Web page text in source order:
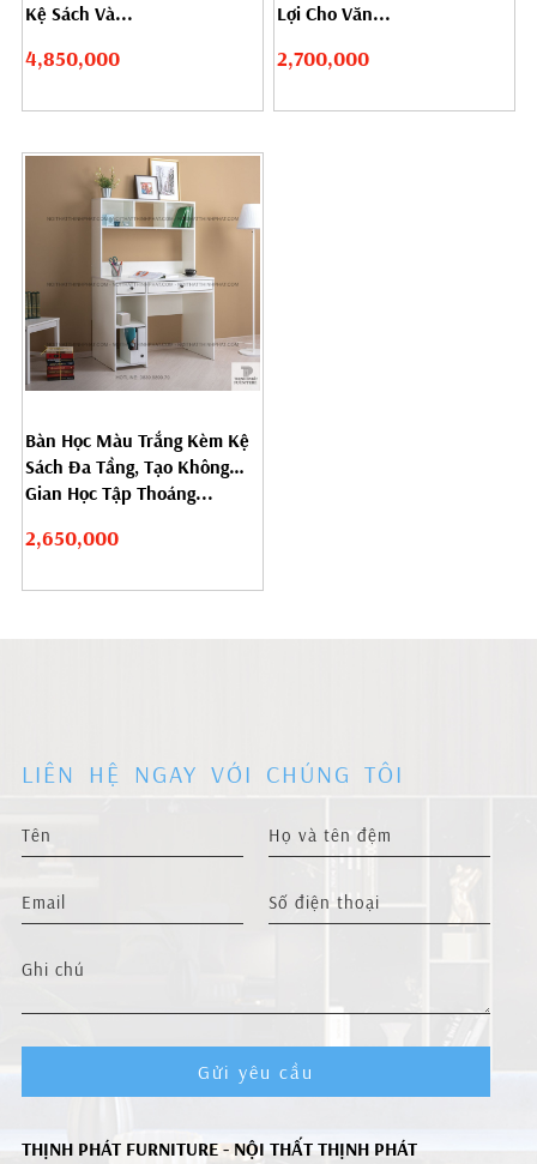
Kệ Sách Và...
4,850,000
Lợi Cho Văn...
2,700,000
Bàn Học Màu Trắng Kèm Kệ
Sách Đa Tầng, Tạo Không
Gian Học Tập Thoáng...
2,650,000
LIÊN HỆ NGAY VỚI CHÚNG TÔI
Gửi yêu cầu
THỊNH PHÁT FURNITURE - NỘI THẤT THỊNH PHÁT